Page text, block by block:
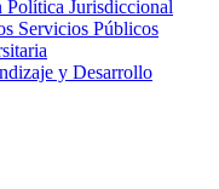
Política Jurisdiccional
Servicios Públicos
y Desarrollo